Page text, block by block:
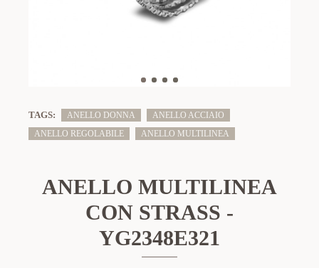
TAGS: ANELLO DONNA
ANELLO ACCIAIO
ANELLO REGOLABILE
ANELLO MULTILINEA
ANELLO MULTILINEA
CON STRASS -
YG2348E321